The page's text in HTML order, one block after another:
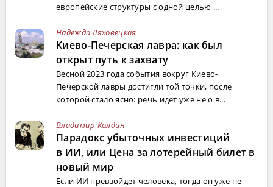
европейские структуры с одной целью ...
Надежда Ляховецкая
Киево-Печерская лавра: как был
открыт путь к захвату
Весной 2023 года события вокруг Киево-
Печерской лавры достигли той точки, после
которой стало ясно: речь идет уже не о в...
Владимир Колдин
Парадокс убыточных инвестиций
в ИИ, или Цена за лотерейный билет в
новый мир
Если ИИ превзойдет человека, тогда он уже не